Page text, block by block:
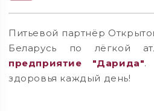
Питьевой партнёр
Беларусь по лёгкой
предприятие "Дарида".
здоровья каждый день!